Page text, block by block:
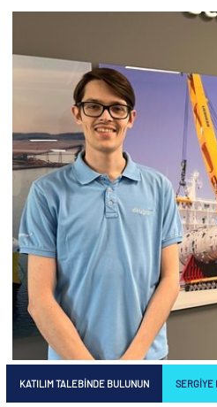
KATILIM TALEBINDE BULUNUN SERGIYE
Sebastian